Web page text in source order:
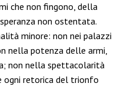
che non fingono, della
non ostentata.
minore: non nei palazzi
nella potenza delle armi,
non nella spettacolarità
ogni retorica del trionfo